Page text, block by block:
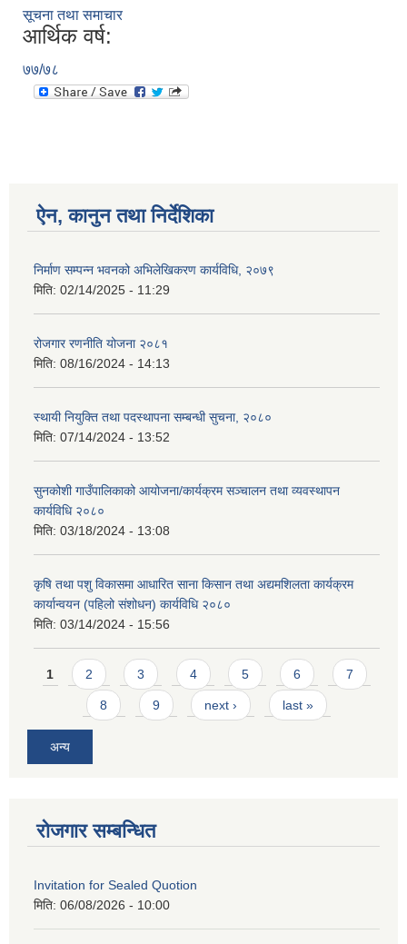
सूचना तथा समाचार
आर्थिक वर्ष:
७७/७८
ऐन, कानुन तथा निर्देशिका
निर्माण सम्पन्न भवनको अभिलेखिकरण कार्यविधि, २०७९
मिति: 02/14/2025 - 11:29
रोजगार रणनीति योजना २०८१
मिति: 08/16/2024 - 14:13
स्थायी नियुक्ति तथा पदस्थापना सम्बन्धी सुचना, २०८०
मिति: 07/14/2024 - 13:52
सुनकोशी गाउँपालिकाको आयोजना/कार्यक्रम सञ्चालन तथा व्यवस्थापन
कार्यविधि २०८०
मिति: 03/18/2024 - 13:08
कृषि तथा पशु विकासमा आधारित साना किसान तथा अद्यमशिलता कार्यक्रम
कार्यान्वयन (पहिलो संशोधन) कार्यविधि २०८०
मिति: 03/14/2024 - 15:56
Pages
1 2 3 4 5 6 7
8 9 next › last »
अन्य
रोजगार सम्बन्धित
Invitation for Sealed Quotion
मिति: 06/08/2026 - 10:00